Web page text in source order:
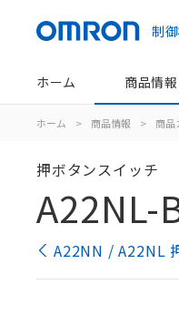
制
ホーム 商品情報
ホーム > 商品情報 > 商品
押ボタンスイッチ
A22NL-
A22NN / A22NL